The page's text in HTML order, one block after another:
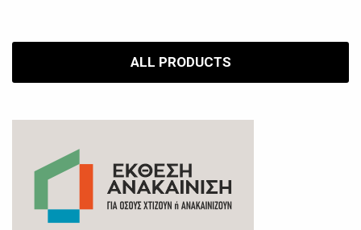
ALL PRODUCTS